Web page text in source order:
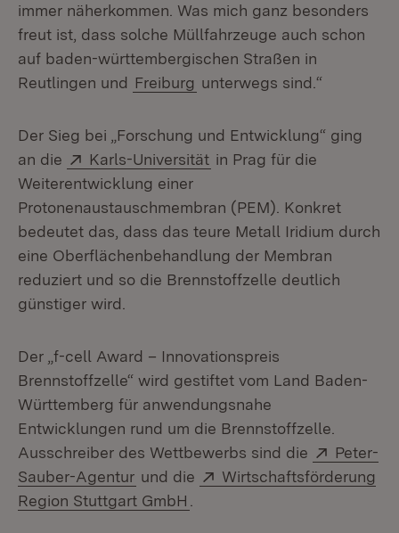
immer näherkommen. Was mich ganz besonders
freut ist, dass solche Müllfahrzeuge auch schon
auf baden-württembergischen Straßen in
Reutlingen und Freiburg unterwegs sind.“
Der Sieg bei „Forschung und Entwicklung“ ging
an die
Extern:
Karls-Universität (Öffnet in neuem Fenster)
in Prag für die
Weiterentwicklung einer
Protonenaustauschmembran (PEM). Konkret
bedeutet das, dass das teure Metall Iridium durch
eine Oberflächenbehandlung der Membran
reduziert und so die Brennstoffzelle deutlich
günstiger wird.
Der „f-cell Award – Innovationspreis
Brennstoffzelle“ wird gestiftet vom Land Baden-
Württemberg für anwendungsnahe
Entwicklungen rund um die Brennstoffzelle.
Ausschreiber des Wettbewerbs sind die
Extern:
Peter-
Sauber-Agentur (Öffnet in neuem Fenster)
und die Extern:
Wirtschaftsförderung
Region Stuttgart GmbH